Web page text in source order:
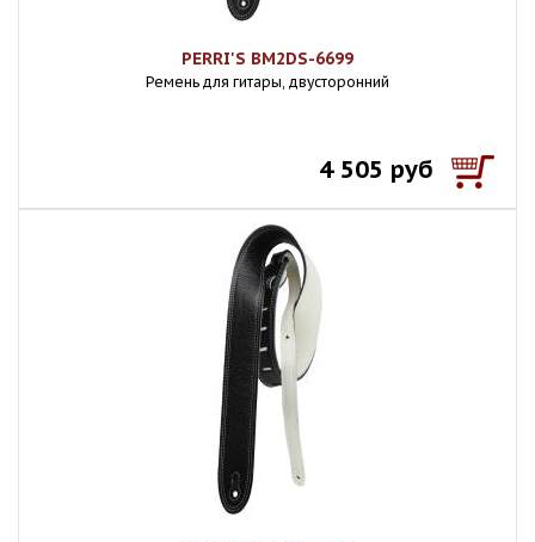
PERRI'S BM2DS-6699
Ремень для гитары, двусторонний
4 505 руб